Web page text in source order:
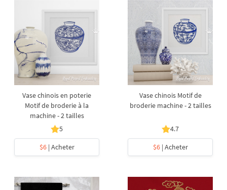
Vase chinois en poterie
Motif de broderie à la
machine - 2 tailles
5
$6| Acheter
Vase chinois Motif de
broderie machine - 2 tailles
4.7
$6| Acheter